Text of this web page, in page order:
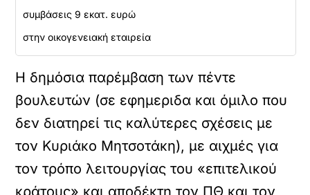
συμβάσεις 9 εκατ. ευρώ
στην οικογενειακή εταιρεία
Η δημόσια παρέμβαση των πέντε
βουλευτών (σε εφημεριδα και όμιλο που
δεν διατηρεί τις καλύτερες σχέσεις με
τον Κυριάκο Μητσοτάκη), με αιχμές για
τον τρόπο λειτουργίας του «επιτελικού
κράτους» και αποδέκτη τον ΠΘ και τον